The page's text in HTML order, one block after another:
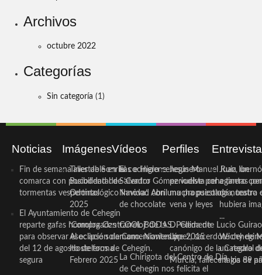
Archivos
octubre 2022
Categorías
Sin categoría (1)
Noticias
Fin de semana inestable en la
comarca con posibilidad de
tormentas vespertinas
El Ayuntamiento de Cehegín
reparte gafas homologadas
para observar el eclipse solar
del 12 de agosto de forma
segura
Imágenes
Taller de Sonrisas e Higiene
Bucodental de ‘Centro
Odontológico Innova’. Abril
2025
‘Compra Contrarreloj’ de la
Asociación de Comerciantes y
Hosteleros de Cehegín.
Febrero 2025
Vídeos
El cocinero ceheginero
Salvador Gómez vuelve por
Navidad con una propuesta
de chocolate
COOL BODAS. Pedida de
mano. Noviembre 2015
La Chirigota del Centro de Día
de Cehegín nos felicita el
Perfiles
Jesús Manuel Ruiz, un
periodista ceheginero con
mucha psicología, teatro
vena y leyes
D. Clemente Lucio Guirao
López, sacerdote
canónigo de la Catedral
Murcia, fallece a los 89
Juan
a tantas
de nuestra
hubiera
...
Wichy de
un regalo
magia de